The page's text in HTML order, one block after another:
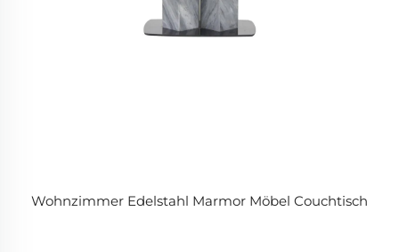
Wohnzimmer Edelstahl Marmor Möbel Couchtisch